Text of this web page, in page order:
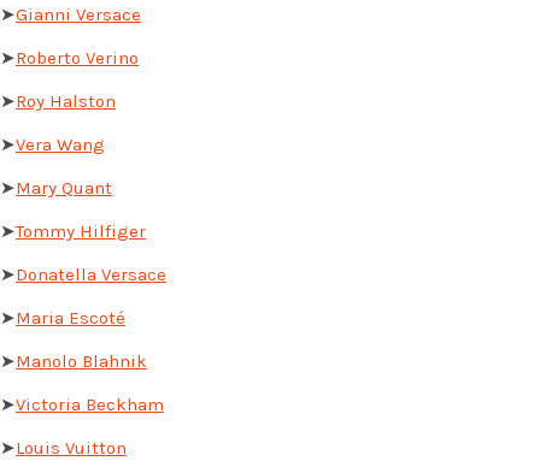
➤Gianni Versace
➤Roberto Verino
➤Roy Halston
➤Vera Wang
➤Mary Quant
➤Tommy Hilfiger
➤Donatella Versace
➤Maria Escoté
➤Manolo Blahnik
➤Victoria Beckham
➤Louis Vuitton